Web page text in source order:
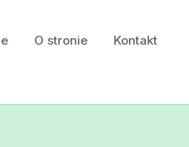
O stronie Kontakt